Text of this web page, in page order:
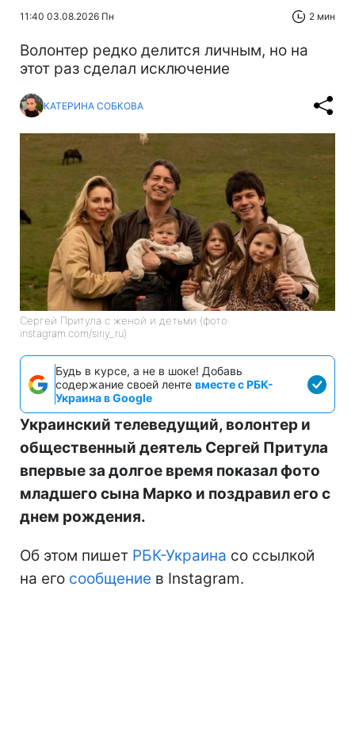
11:40 03.08.2026 Пн 2 мин
Волонтер редко делится личным, но на
этот раз сделал исключение
КАТЕРИНА СОБКОВА
Сергей Притула с женой и детьми (фото:
instagram.com/siriy_ru)
Будь в курсе, а не в шоке! Добавь
содержание своей ленте вместе с РБК-
Украина в Google
Украинский телеведущий, волонтер и
общественный деятель Сергей Притула
впервые за долгое время показал фото
младшего сына Марко и поздравил его с
днем рождения.
Об этом пишет РБК-Украина со ссылкой
на его сообщение в Instagram.